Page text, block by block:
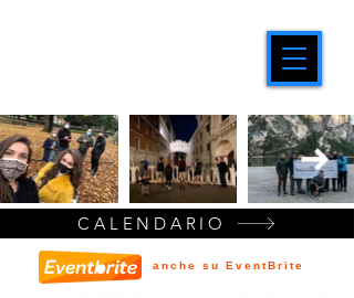
CALENDARIO
anche su EventBrite